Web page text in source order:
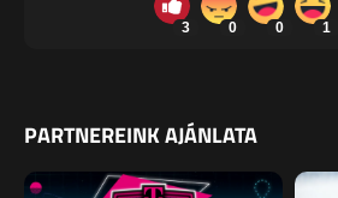
3 0 0 1
PARTNEREINK AJÁNLATA